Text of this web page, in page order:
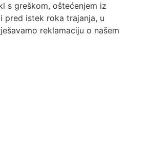
s greškom, oštećenjem iz
pred istek roka trajanja, u
reklamaciju o našem